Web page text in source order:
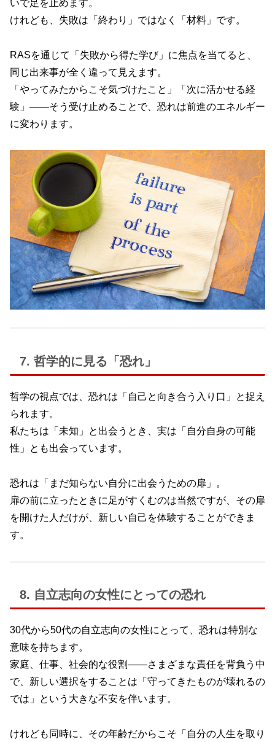
いで足を止めます。
けれども、失敗は「終わり」ではなく「材料」です。
RASを通じて「失敗から得た学び」に焦点を当てると、
同じ出来事が全く違って見えます。
「やってみたからこそ気づけたこと」「次に活かせる経
験」――そう受け止めることで、恐れは前進のエネルギー
に変わります。
7. 哲学的に見る「恐れ」
哲学の視点では、恐れは「自己と向き合う入り口」と捉え
られます。
私たちは「未知」と出会うとき、実は「自分自身の可能
性」とも出会っています。
恐れは「まだ知らない自分に出会うための扉」。
扉の前に立ったときに足がすくむのは当然ですが、その扉
を開けた人だけが、新しい自己を体験することができま
す。
8. 自立志向の女性にとっての恐れ
30代から50代の自立志向の女性にとって、恐れは特別な
意味を持ちます。
家庭、仕事、社会的な役割――さまざまな責任を背負う中
で、新しい選択をすることは「守ってきたものが壊れるの
では」という大きな不安を伴います。
けれども同時に、その年齢だからこそ「自分の人生を取り